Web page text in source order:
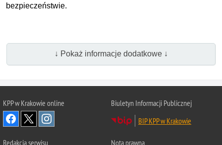
bezpieczeństwie.
↓ Pokaż informacje dodatkowe ↓
KPP w Krakowie online
Biuletyn Informacji Publicznej
BIP KPP w Krakowie
Redakcja serwisu Nota prawna